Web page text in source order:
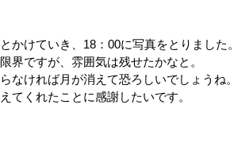
けていき、18：00に写真をとりました。
界ですが、雰囲気は残せたかなと。
なければ月が消えて恐ろしいでしょうね。
てくれたことに感謝したいです。